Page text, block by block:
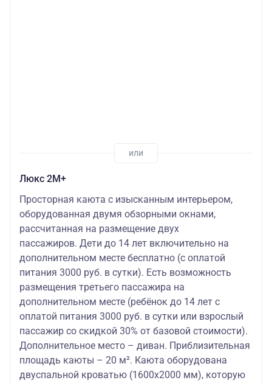
Люкс 2М+
Просторная каюта с изысканным интерьером,
оборудованная двумя обзорными окнами,
рассчитанная на размещение двух
пассажиров. Дети до 14 лет включительно на
дополнительном месте бесплатно (с оплатой
питания 3000 руб. в сутки). Есть возможность
размещения третьего пассажира на
дополнительном месте (ребёнок до 14 лет с
оплатой питания 3000 руб. в сутки или взрослый
пассажир со скидкой 30% от базовой стоимости).
Дополнительное место – диван. Приблизительная
площадь каюты – 20 м². Каюта оборудована
двуспальной кроватью (1600х2000 мм), которую